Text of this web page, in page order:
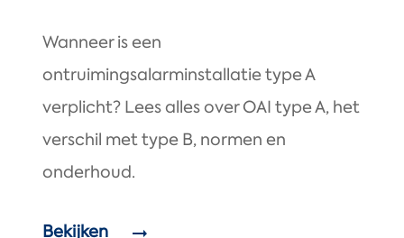
Wanneer is een
ontruimingsalarminstallatie type A
verplicht? Lees alles over OAI type A, het
verschil met type B, normen en
onderhoud.
Bekijken